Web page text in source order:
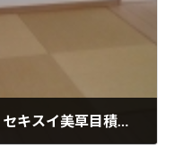
大阪琉球畳 高槻市 セキスイ美草目積縁無表替え